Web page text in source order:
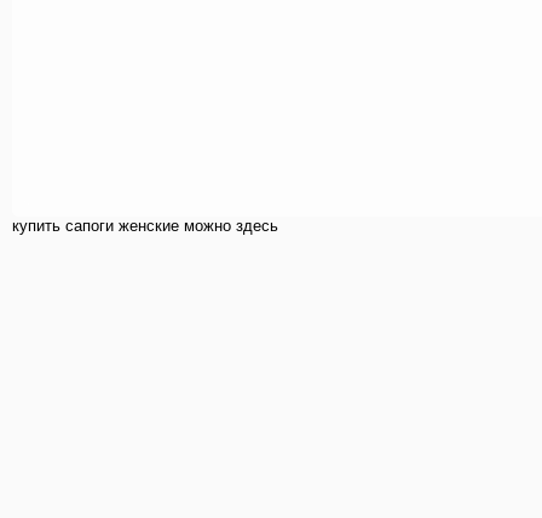
купить cапоги женские можно здесь